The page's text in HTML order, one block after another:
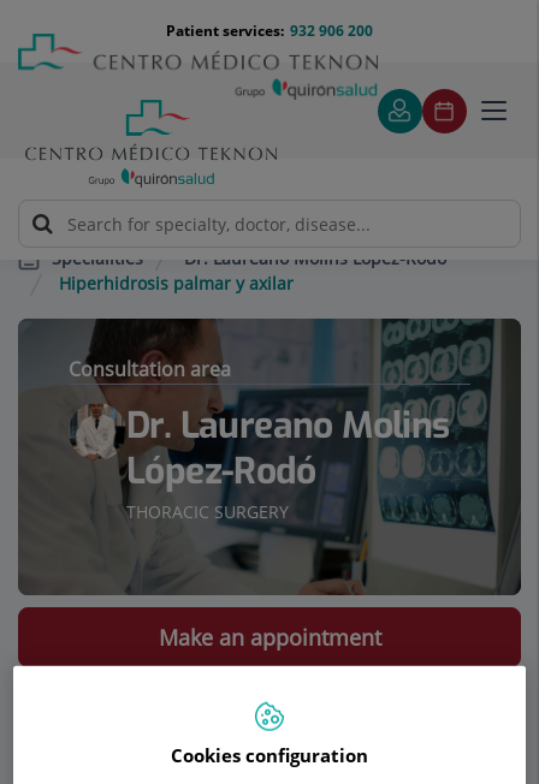
content
Menú
teléfono
cabecera
932 906 200
Patient services:
Specialities
Dr. Laureano Molins López-Rodó
Hiperhidrosis palmar y axilar
Consultation area
Dr. Laureano Molins
López-Rodó
THORACIC SURGERY
Contact
Make an appointment
Cookies configuration